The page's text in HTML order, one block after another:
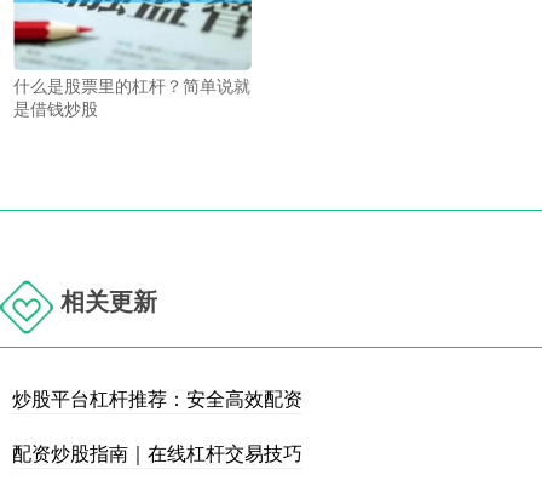
什么是股票里的杠杆？简单说就
是借钱炒股
相关更新
炒股平台杠杆推荐：安全高效配资
配资炒股指南｜在线杠杆交易技巧